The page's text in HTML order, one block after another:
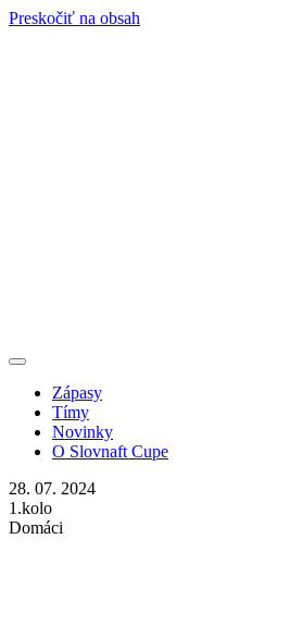
Preskočiť na obsah
Zápasy
Tímy
Novinky
O Slovnaft Cupe
28. 07. 2024
1.kolo
Domáci